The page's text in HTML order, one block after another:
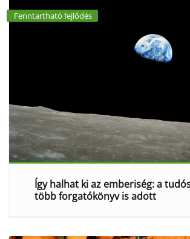
Fenntartható fejlődés
Így halhat ki az emberiség: a
több forgatókönyv is adott